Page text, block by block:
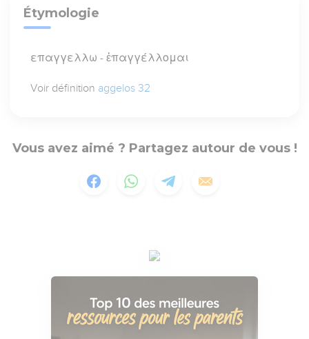
Étymologie
επαγγελλω - ἐπαγγέλλομαι
Voir définition aggelos 32
Vous avez aimé ? Partagez autour de vous !